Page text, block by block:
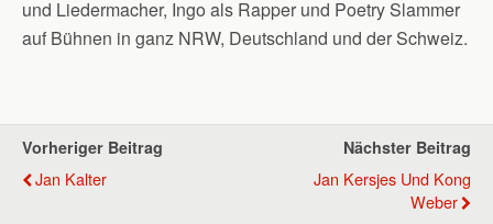
und Liedermacher, Ingo als Rapper und Poetry Slammer
auf Bühnen in ganz NRW, Deutschland und der Schweiz.
Vorheriger Beitrag
Jan Kalter
Nächster Beitrag
Jan Kersjes Und Kong
Weber